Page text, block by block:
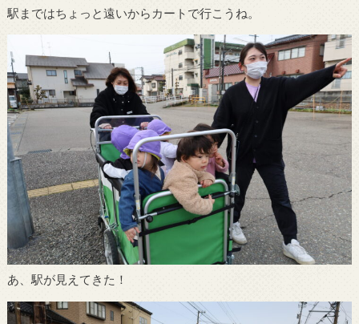
駅まではちょっと遠いからカートで行こうね。
あ、駅が見えてきた！